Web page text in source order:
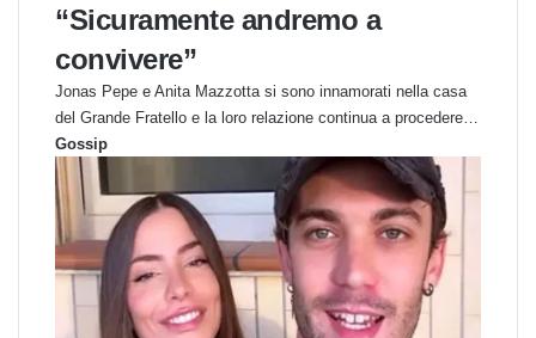
“Sicuramente andremo a
convivere”
Jonas Pepe e Anita Mazzotta si sono innamorati nella casa
del Grande Fratello e la loro relazione continua a procedere…
Gossip